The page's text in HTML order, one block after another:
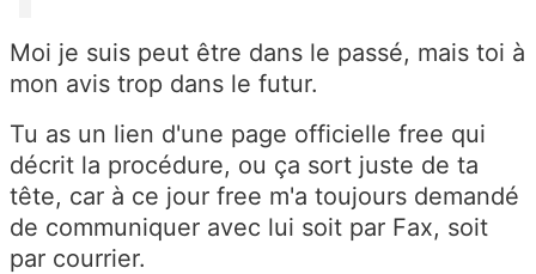
Moi je suis peut être dans le passé, mais toi à
mon avis trop dans le futur.
Tu as un lien d'une page officielle free qui
décrit la procédure, ou ça sort juste de ta
tête, car à ce jour free m'a toujours demandé
de communiquer avec lui soit par Fax, soit
par courrier.